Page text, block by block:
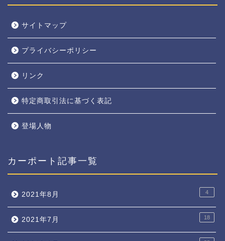
サイトマップ
プライバシーポリシー
リンク
特定商取引法に基づく表記
登場人物
カーポート記事一覧
2021年8月 4
2021年7月 18